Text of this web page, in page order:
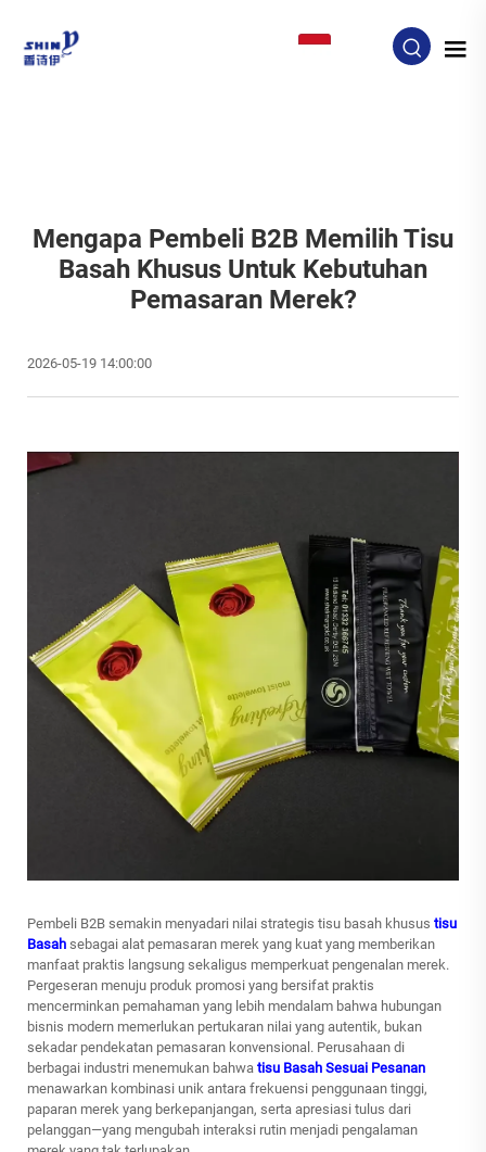
Mengapa Pembeli B2B Memilih Tisu
Basah Khusus Untuk Kebutuhan
Pemasaran Merek?
2026-05-19 14:00:00
Pembeli B2B semakin menyadari nilai strategis tisu basah khusus tisu
Basah sebagai alat pemasaran merek yang kuat yang memberikan
manfaat praktis langsung sekaligus memperkuat pengenalan merek.
Pergeseran menuju produk promosi yang bersifat praktis
mencerminkan pemahaman yang lebih mendalam bahwa hubungan
bisnis modern memerlukan pertukaran nilai yang autentik, bukan
sekadar pendekatan pemasaran konvensional. Perusahaan di
berbagai industri menemukan bahwa tisu Basah Sesuai Pesanan
menawarkan kombinasi unik antara frekuensi penggunaan tinggi,
paparan merek yang berkepanjangan, serta apresiasi tulus dari
pelanggan—yang mengubah interaksi rutin menjadi pengalaman